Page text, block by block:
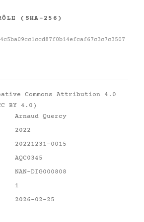
(SHA-256)
Commons Attribution 4.0
BY 4.0)
Arnaud Quercy
2022
20221231-0015
AQC0345
NAN-DIG000808
1
2026-02-25